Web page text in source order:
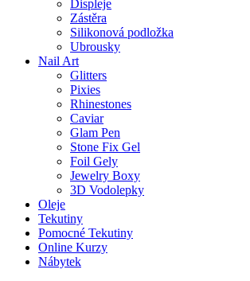
Displeje
Zástěra
Silikonová podložka
Ubrousky
Nail Art
Glitters
Pixies
Rhinestones
Caviar
Glam Pen
Stone Fix Gel
Foil Gely
Jewelry Boxy
3D Vodolepky
Oleje
Tekutiny
Pomocné Tekutiny
Online Kurzy
Nábytek